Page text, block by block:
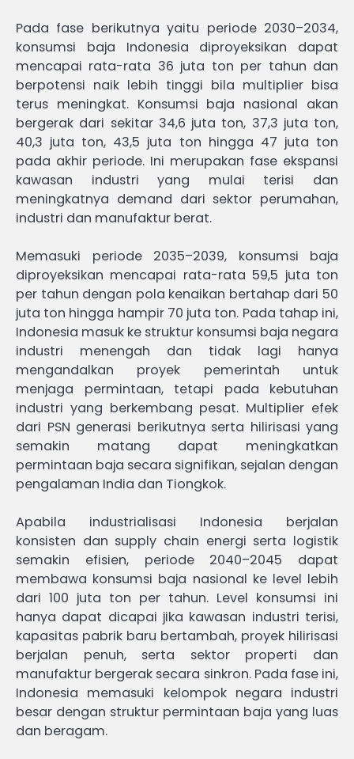
Pada fase berikutnya yaitu periode 2030–2034,
konsumsi baja Indonesia diproyeksikan dapat
mencapai rata-rata 36 juta ton per tahun dan
berpotensi naik lebih tinggi bila multiplier bisa
terus meningkat. Konsumsi baja nasional akan
bergerak dari sekitar 34,6 juta ton, 37,3 juta ton,
40,3 juta ton, 43,5 juta ton hingga 47 juta ton
pada akhir periode. Ini merupakan fase ekspansi
kawasan industri yang mulai terisi dan
meningkatnya demand dari sektor perumahan,
industri dan manufaktur berat.
Memasuki periode 2035–2039, konsumsi baja
diproyeksikan mencapai rata-rata 59,5 juta ton
per tahun dengan pola kenaikan bertahap dari 50
juta ton hingga hampir 70 juta ton. Pada tahap ini,
Indonesia masuk ke struktur konsumsi baja negara
industri menengah dan tidak lagi hanya
mengandalkan proyek pemerintah untuk
menjaga permintaan, tetapi pada kebutuhan
industri yang berkembang pesat. Multiplier efek
dari PSN generasi berikutnya serta hilirisasi yang
semakin matang dapat meningkatkan
permintaan baja secara signifikan, sejalan dengan
pengalaman India dan Tiongkok.
Apabila industrialisasi Indonesia berjalan
konsisten dan supply chain energi serta logistik
semakin efisien, periode 2040–2045 dapat
membawa konsumsi baja nasional ke level lebih
dari 100 juta ton per tahun. Level konsumsi ini
hanya dapat dicapai jika kawasan industri terisi,
kapasitas pabrik baru bertambah, proyek hilirisasi
berjalan penuh, serta sektor properti dan
manufaktur bergerak secara sinkron. Pada fase ini,
Indonesia memasuki kelompok negara industri
besar dengan struktur permintaan baja yang luas
dan beragam.